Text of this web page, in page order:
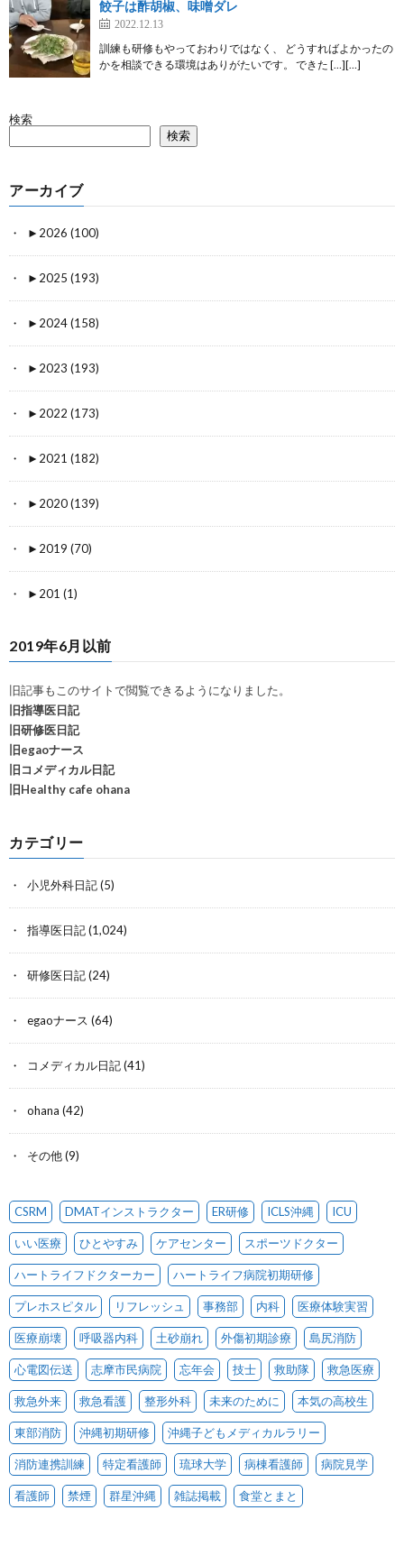
餃子は酢胡椒、味噌ダレ
2022.12.13
訓練も研修もやっておわりではなく、 どうすればよかったの
かを相談できる環境はありがたいです。 できた […][…]
検索
検索
アーカイブ
► 2026 (100)
► 2025 (193)
► 2024 (158)
► 2023 (193)
► 2022 (173)
► 2021 (182)
► 2020 (139)
► 2019 (70)
► 201 (1)
2019年6月以前
旧記事もこのサイトで閲覧できるようになりました。
旧指導医日記
旧研修医日記
旧egaoナース
旧コメディカル日記
旧Healthy cafe ohana
カテゴリー
小児外科日記(5)
指導医日記(1,024)
研修医日記(24)
egaoナース (64)
コメディカル日記(41)
ohana (42)
その他(9)
CSRM DMATインストラクター ER研修 ICLS沖縄 ICU
いい医療 ひとやすみ ケアセンター スポーツドクター
ハートライフドクターカー ハートライフ病院初期研修
プレホスピタル リフレッシュ 事務部 内科 医療体験実習
医療崩壊 呼吸器内科 土砂崩れ 外傷初期診療 島尻消防
心電図伝送 志摩市民病院 忘年会 技士 救助隊 救急医療
救急外来 救急看護 整形外科 未来のために 本気の高校生
東部消防 沖縄初期研修 沖縄子どもメディカルラリー
消防連携訓練 特定看護師 琉球大学 病棟看護師 病院見学
看護師 禁煙 群星沖縄 雑誌掲載 食堂とまと